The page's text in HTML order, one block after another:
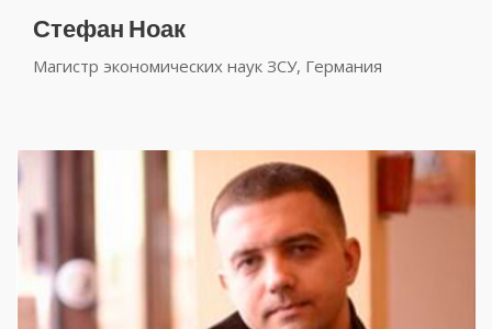
Стефан Ноак
Магистр экономических наук ЗСУ, Германия